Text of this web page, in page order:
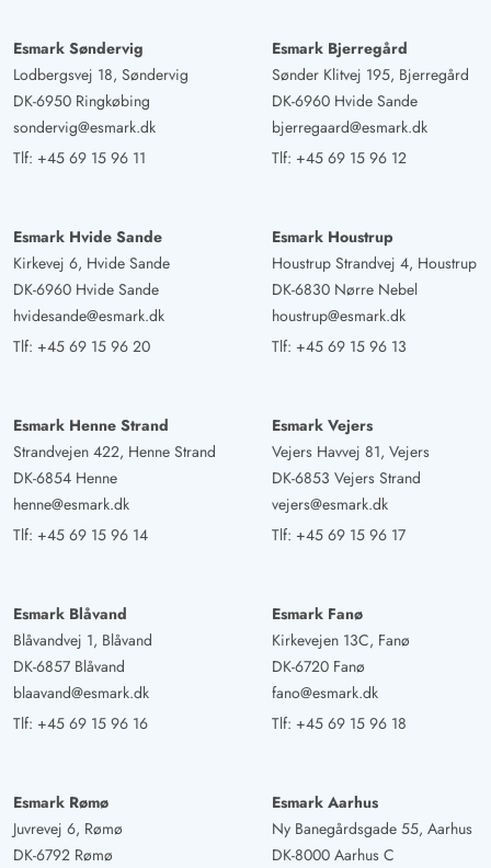
Esmark Søndervig
Lodbergsvej 18, Søndervig
DK-6950 Ringkøbing
sondervig@esmark.dk
Tlf: +45 69 15 96 11
Esmark Bjerregård
Sønder Klitvej 195, Bjerregård
DK-6960 Hvide Sande
bjerregaard@esmark.dk
Tlf: +45 69 15 96 12
Esmark Hvide Sande
Kirkevej 6, Hvide Sande
DK-6960 Hvide Sande
hvidesande@esmark.dk
Tlf: +45 69 15 96 20
Esmark Houstrup
Houstrup Strandvej 4, Houstrup
DK-6830 Nørre Nebel
houstrup@esmark.dk
Tlf: +45 69 15 96 13
Esmark Henne Strand
Strandvejen 422, Henne Strand
DK-6854 Henne
henne@esmark.dk
Tlf: +45 69 15 96 14
Esmark Vejers
Vejers Havvej 81, Vejers
DK-6853 Vejers Strand
vejers@esmark.dk
Tlf: +45 69 15 96 17
Esmark Blåvand
Blåvandvej 1, Blåvand
DK-6857 Blåvand
blaavand@esmark.dk
Tlf: +45 69 15 96 16
Esmark Fanø
Kirkevejen 13C, Fanø
DK-6720 Fanø
fano@esmark.dk
Tlf: +45 69 15 96 18
Esmark Rømø
Juvrevej 6, Rømø
DK-6792 Rømø
Esmark Aarhus
Ny Banegårdsgade 55, Aarhus
DK-8000 Aarhus C